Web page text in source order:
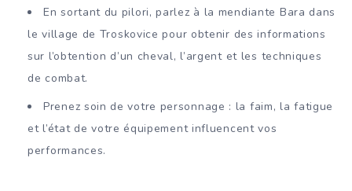
En sortant du pilori, parlez à la mendiante Bara dans
le village de Troskovice pour obtenir des informations
sur l’obtention d’un cheval, l’argent et les techniques
de combat.
Prenez soin de votre personnage : la faim, la fatigue
et l’état de votre équipement influencent vos
performances.